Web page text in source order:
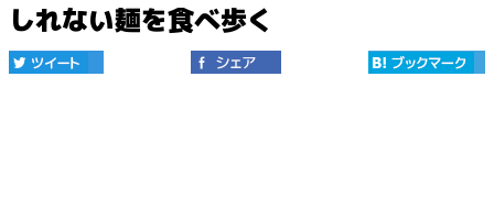
しれない麺を食べ歩く